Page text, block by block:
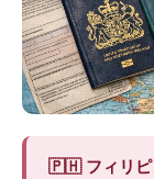
🇵🇭 フィリピ